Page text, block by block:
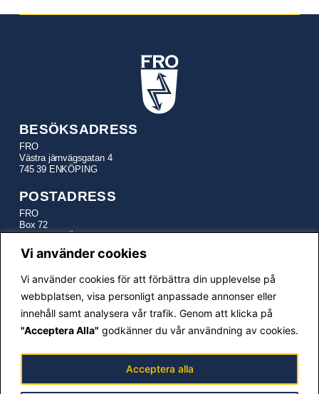
Vi använder cookies
Vi använder cookies för att förbättra din upplevelse på
webbplatsen, visa personligt anpassade annonser eller
innehåll samt analysera vår trafik. Genom att klicka på
"Acceptera Alla" godkänner du vår användning av cookies.
Acceptera alla
BESÖKSADRESS
FRO
Västra järnvägsgatan 4
745 39 ENKÖPING
POSTADRESS
FRO
Box 72
745 22 ENKÖPING
TELEFON
Kansli:010-641 21 17
E-POSTADRESSER
fro@fro.se– Generella frågor och information
generalsekreterare@fro.se– FRO Generalsekreterare
adm@fro.se– Föreningsadministration
– Utbildningsfrågor